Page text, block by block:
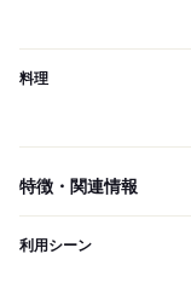
料理
特徴・関連情報
利用シーン